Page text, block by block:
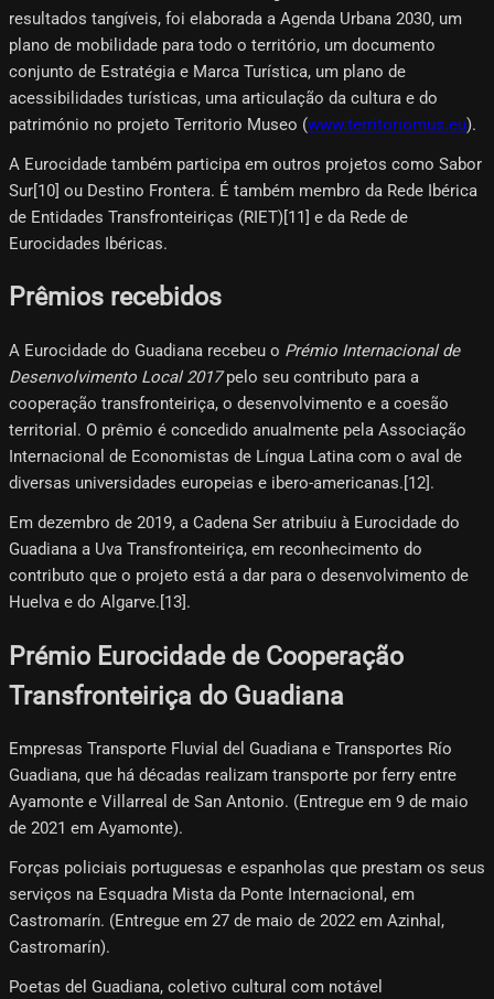
resultados tangíveis, foi elaborada a Agenda Urbana 2030, um
plano de mobilidade para todo o território, um documento
conjunto de Estratégia e Marca Turística, um plano de
acessibilidades turísticas, uma articulação da cultura e do
património no projeto Territorio Museo (www.territoriomus.eu).
A Eurocidade também participa em outros projetos como Sabor
Sur[10]​ ou Destino Frontera. É também membro da Rede Ibérica
de Entidades Transfronteiriças (RIET)[11]​ e da Rede de
Eurocidades Ibéricas.
Prêmios recebidos
A Eurocidade do Guadiana recebeu o Prémio Internacional de
Desenvolvimento Local 2017pelo seu contributo para a
cooperação transfronteiriça, o desenvolvimento e a coesão
territorial. O prêmio é concedido anualmente pela Associação
Internacional de Economistas de Língua Latina com o aval de
diversas universidades europeias e ibero-americanas.[12]​.
Em dezembro de 2019, a Cadena Ser atribuiu à Eurocidade do
Guadiana a Uva Transfronteiriça, em reconhecimento do
contributo que o projeto está a dar para o desenvolvimento de
Huelva e do Algarve.[13]​.
Prémio Eurocidade de Cooperação
Transfronteiriça do Guadiana
Empresas Transporte Fluvial del Guadiana e Transportes Río
Guadiana, que há décadas realizam transporte por ferry entre
Ayamonte e Villarreal de San Antonio. (Entregue em 9 de maio
de 2021 em Ayamonte).
Forças policiais portuguesas e espanholas que prestam os seus
serviços na Esquadra Mista da Ponte Internacional, em
Castromarín. (Entregue em 27 de maio de 2022 em Azinhal,
Castromarín).
Poetas del Guadiana, coletivo cultural com notável